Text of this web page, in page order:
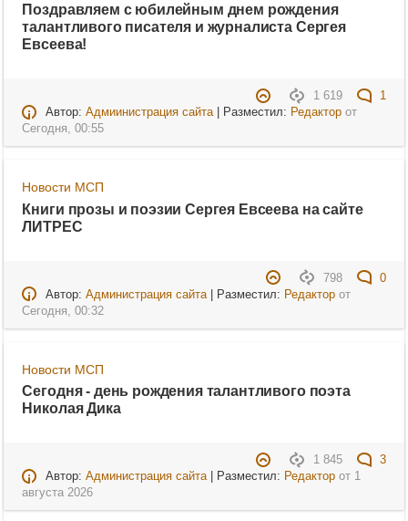
Поздравляем с юбилейным днем рождения
талантливого писателя и журналиста Сергея
Евсеева!
1 619
1
Автор: Адмиинистрация сайта| Разместил: Редакторот
Сегодня, 00:55
Новости МСП
Книги прозы и поэзии Сергея Евсеева на сайте
ЛИТРЕС
798
0
Автор: Администрация сайта| Разместил: Редакторот
Сегодня, 00:32
Новости МСП
Сегодня - день рождения талантливого поэта
Николая Дика
1 845
3
Автор: Администрация сайта| Разместил: Редакторот 1
августа 2026